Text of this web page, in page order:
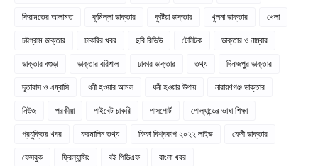
কিয়ামতের আলামত
কুমিল্লা ডাক্তার কুষ্টিয়া ডাক্তার খুলনা ডাক্তার
খেলা
চট্টগ্রাম ডাক্তার
চাকরির খবর ছবি রিভিউ টেলিটক
ডাক্তার ও নাম্বার
ডাক্তার বগুড়া
ডাক্তার বরিশাল ঢাকার ডাক্তার তথ্য
দিনাজপুর ডাক্তার
দূতাবাস ও এম্বাসি
ধনী হওয়ার আমল ধনী হওয়ার উপায়
নারায়ণগঞ্জ ডাক্তার
নিউজ
পরকীয়া পাইবেট চাকরি পাসপোর্ট
পোল্যান্ডের ভাষা শিক্ষা
প্রযুক্তির খবর
ফরমালিন তথ্য ফিফা বিশ্বকাপ ২০২২ লাইভ
ফেনী ডাক্তার
ফেসবুক
ফ্রিল্যান্সিং বই পিডিএফ
বাংলা খবর